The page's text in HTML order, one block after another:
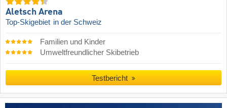
Aletsch Arena
Top-Skigebiet in der Schweiz
Familien und Kinder
Umweltfreundlicher Skibetrieb
Testbericht